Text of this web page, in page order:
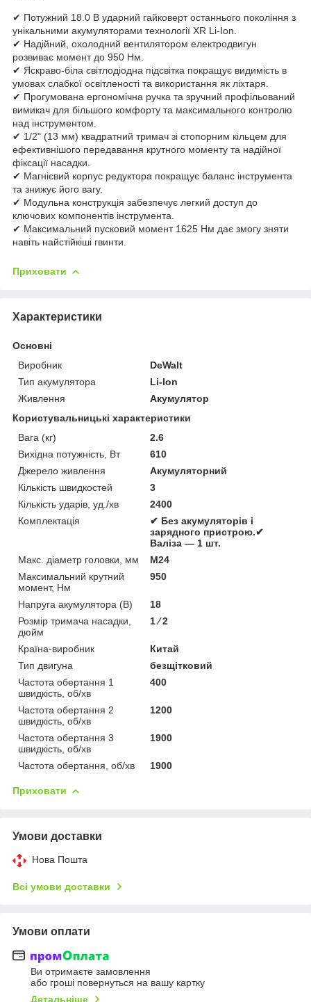
✔ Потужний 18.0 В ударний гайковерт останнього покоління з
унікальними акумуляторами технології XR Li-Ion.
✔ Надійний, охолодний вентилятором електродвигун
розвиває момент до 950 Нм.
✔ Яскраво-біла світлодіодна підсвітка покращує видимість в
умовах слабкої освітленості та використання як ліхтаря.
✔ Прогумована ергономічна ручка та зручний профільований
вимикач для більшого комфорту та максимального контролю
над інструментом.
✔ 1/2" (13 мм) квадратний тримач зі стопорним кільцем для
ефективнішого передавання крутного моменту та надійної
фіксації насадки.
✔ Магнієвий корпус редуктора покращує баланс інструмента
та знижує його вагу.
✔ Модульна конструкція забезпечує легкий доступ до
ключових компонентів інструмента.
✔ Максимальний пусковий момент 1625 Нм дає змогу зняти
навіть найстійкіші гвинти.
Приховати
Характеристики
Основні
Виробник
DeWalt
Тип акумулятора
Li-Ion
Живлення
Акумулятор
Користувальницькі характеристики
Вага (кг)
2.6
Вихідна потужність, Вт
610
Джерело живлення
Акумуляторний
Кількість швидкостей
3
Кількість ударів, уд./хв
2400
Комплектація
✔ Без акумуляторів і
зарядного пристрою.✔
Валіза — 1 шт.
Макс. діаметр головки, мм
M24
Максимальний крутний
момент, Нм
950
Напруга акумулятора (В)
18
Розмір тримача насадки,
дюйм
1 ⁄ 2
Країна-виробник
Китай
Тип двигуна
безщітковий
Частота обертання 1
швидкість, об/хв
400
Частота обертання 2
швидкість, об/хв
1200
Частота обертання 3
швидкість, об/хв
1900
Частота обертання, об/хв 1900
Приховати
Умови доставки
Нова Пошта
Всі умови доставки
Умови оплати
Ви отримаєте замовлення
або гроші повернуться на вашу картку
Детальніше